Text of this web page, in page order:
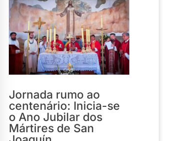
Jornada rumo ao
centenário: Inicia-se
o Ano Jubilar dos
Mártires de San